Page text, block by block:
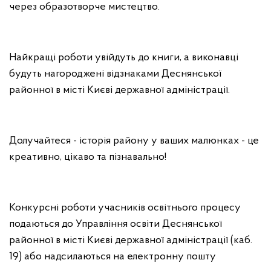
через образотворче мистецтво.
Найкращі роботи увійдуть до книги, а виконавці
будуть нагороджені відзнаками Деснянської
районної в місті Києві державної адміністрації.
Долучайтеся - історія району у ваших малюнках - це
креативно, цікаво та пізнавально!
Конкурсні роботи учасників освітнього процесу
подаються до Управління освіти Деснянської
районної в місті Києві державної адміністрації (каб.
19) або надсилаються на електронну пошту